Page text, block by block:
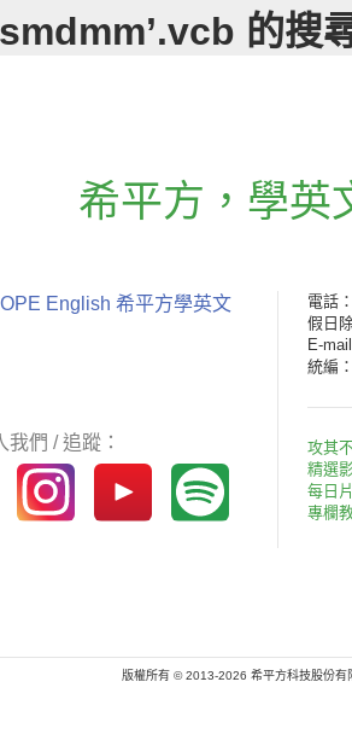
的搜
希平方 ， 學英
English 希平方學英文
我們 / 追蹤：
電話
假日
E-
統編
攻其
精選
每日
專欄
版權所有 © 2013-2026 希平方科技股份有